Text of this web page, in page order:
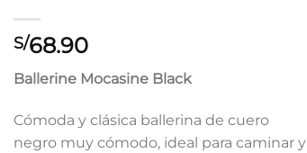
S/68.90
Ballerine Mocasine Black
Cómoda y clásica ballerina de cuero
negro muy cómodo, ideal para caminar y